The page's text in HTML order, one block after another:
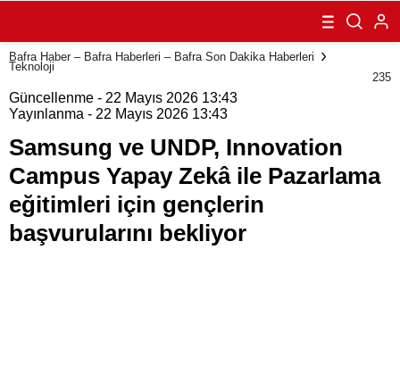
Innovation
Campus Yapay
Zekâ ile
Pazarlama
Bafra Haber – Bafra Haberleri – Bafra Son Dakika Haberleri
Teknoloji
235
Güncellenme - 22 Mayıs 2026 13:43
Yayınlanma - 22 Mayıs 2026 13:43
Samsung ve UNDP, Innovation
Campus Yapay Zekâ ile Pazarlama
eğitimleri için gençlerin
başvurularını bekliyor